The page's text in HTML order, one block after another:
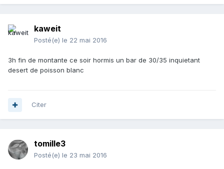
kaweit
Posté(e) le 22 mai 2016
3h fin de montante ce soir hormis un bar de 30/35 inquietant
desert de poisson blanc
Citer
tomille3
Posté(e) le 23 mai 2016